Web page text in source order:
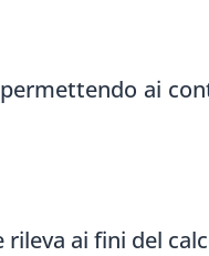
ai
ai fini del